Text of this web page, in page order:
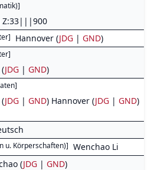
]
Z:33|||900
] Hannover (JDG | GND)
]
JDG | GND)
]
JDG | GND) Hannover (JDG | GND)
u. Körperschaften)] Wenchao Li
(JDG | GND)